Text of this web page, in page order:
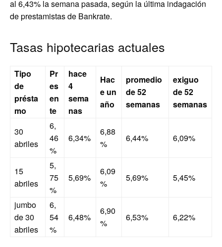
al 6,43% la semana pasada, según la última indagación
de prestamistas de Bankrate.
Tasas hipotecarias actuales
Tipo
de
présta
mo
Pr
es
en
te
hace
4
sema
nas
Hac
e un
año
promedio
de 52
semanas
exiguo
de 52
semanas
30
abriles
6,
46
%
6,34%
6,88
%
6,44% 6,09%
15
abriles
5,
75
%
5,69%
6,09
%
5,69% 5,45%
jumbo
de 30
abriles
6,
54
%
6,48%
6,90
%
6,53% 6,22%